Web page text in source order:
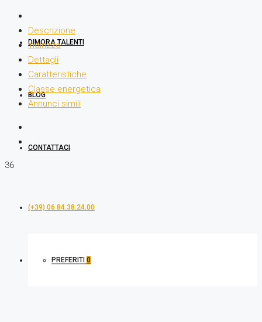
DIMORA TALENTI
BLOG
CONTATTACI
(+39) 06 84.38.24.00
PREFERITI 0
Descrizione
Indirizzo
Dettagli
Caratteristiche
Classe energetica
Annunci simili
36